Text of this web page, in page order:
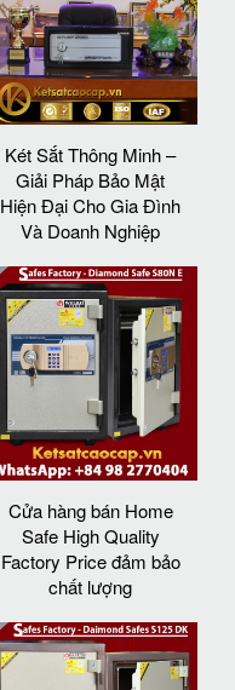
Két Sắt Thông Minh –
Giải Pháp Bảo Mật
Hiện Đại Cho Gia Đình
Và Doanh Nghiệp
Cửa hàng bán Home
Safe High Quality
Factory Price đảm bảo
chất lượng